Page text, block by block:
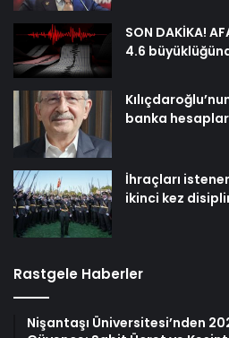
SON DAKİKA!
4.6
banka
İhraçları
ikinci kez
Rastgele Haberler
Nişantaşı Üniversitesi’nden